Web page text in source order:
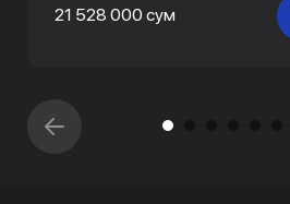
21 528 000 сум